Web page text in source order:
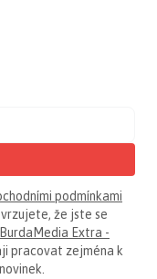
podmínkami
že jste se
Extra -
pracovat zejména k